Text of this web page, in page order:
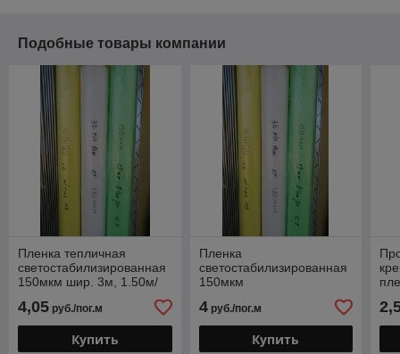
Подобные товары компании
Пленка тепличная
светостабилизированная
150мкм шир. 3м, 1.50м/
4,05 руб./пог.м
Купить
Пленка
светостабилизированная
150мкм
4руб./пог.м
Купить